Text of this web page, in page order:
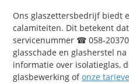
Ons glaszettersbedrijf biedt
calamiteiten. Dit betekent
servicenummer ☎ 058-
glasschade en glasherstel
informatie over isolatieglas,
glasbewerking ofonze